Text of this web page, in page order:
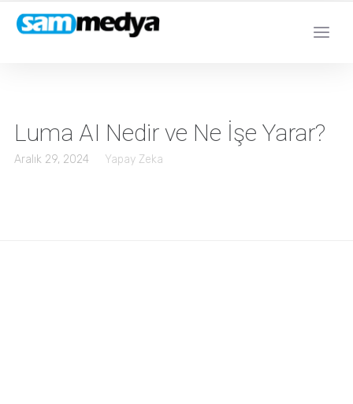
Luma AI Nedir ve Ne İşe Yarar?
Aralık 29, 2024 Yapay Zeka